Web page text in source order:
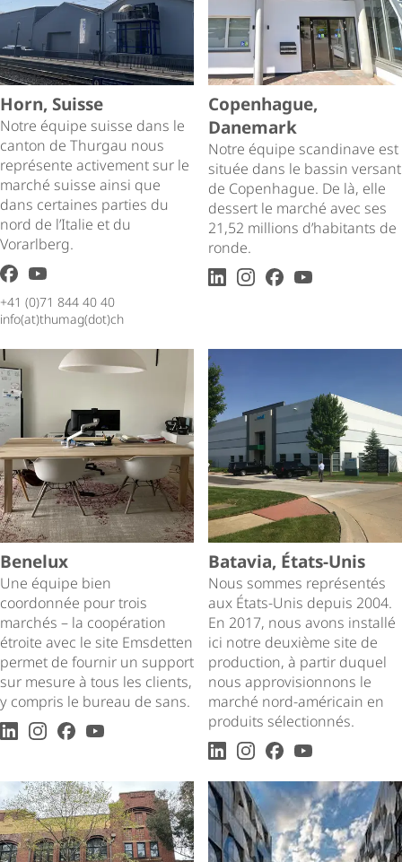
Horn, Suisse
Notre équipe suisse dans le
canton de Thurgau nous
représente activement sur le
marché suisse ainsi que
dans certaines parties du
nord de l’Italie et du
Vorarlberg.
facebookyoutube
+41 (0)71 844 40 40
info(at)thumag(dot)ch
Copenhague,
Danemark
Notre équipe scandinave est
située dans le bassin versant
de Copenhague. De là, elle
dessert le marché avec ses
21,52 millions d’habitants de
ronde.
LinkedInInstagram
facebookyoutube
Benelux
Une équipe bien
coordonnée pour trois
marchés – la coopération
étroite avec le site Emsdetten
permet de fournir un support
sur mesure à tous les clients,
y compris le bureau de sans.
LinkedInInstagram
facebookyoutube
Batavia, États-Unis
Nous sommes représentés
aux États-Unis depuis 2004.
En 2017, nous avons installé
ici notre deuxième site de
production, à partir duquel
nous appro­vi­sion­nons le
marché nord-américain en
produits sélectionnés.
LinkedInInstagram
facebookyoutube